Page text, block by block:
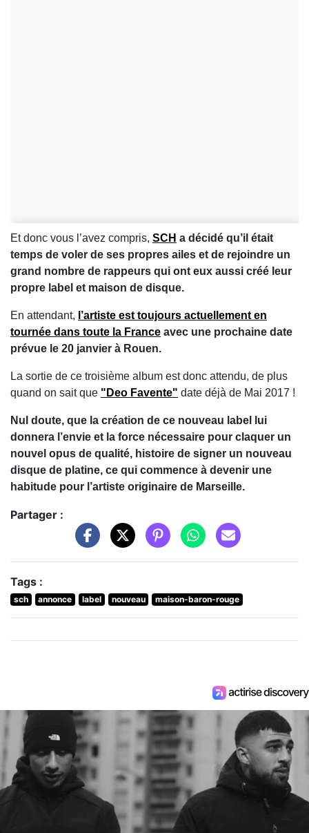
Et donc vous l’avez compris, SCH a décidé qu’il était
temps de voler de ses propres ailes et de rejoindre un
grand nombre de rappeurs qui ont eux aussi créé leur
propre label et maison de disque.
En attendant, l’artiste est toujours actuellement en
tournée dans toute la France avec une prochaine date
prévue le 20 janvier à Rouen.
La sortie de ce troisième album est donc attendu, de plus
quand on sait que "Deo Favente" date déjà de Mai 2017 !
Nul doute, que la création de ce nouveau label lui
donnera l’envie et la force nécessaire pour claquer un
nouvel opus de qualité, histoire de signer un nouveau
disque de platine, ce qui commence à devenir une
habitude pour l’artiste originaire de Marseille.
Partager :
Tags :
sch annonce label nouveau maison-baron-rouge